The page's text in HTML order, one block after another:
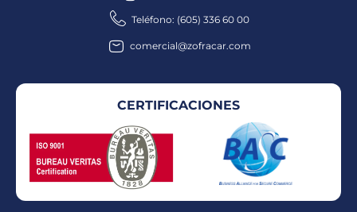
Teléfono: (605) 336 60 00
comercial@zofracar.com
CERTIFICACIONES